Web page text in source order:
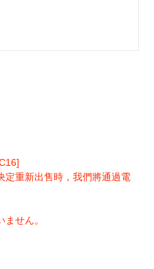
定重新出售時，我們將通過電
せん。